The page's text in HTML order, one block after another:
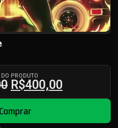
DO PRODUTO
R$400,00
Comprar